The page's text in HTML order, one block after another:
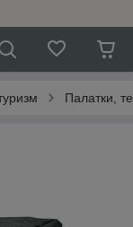
Палатки,